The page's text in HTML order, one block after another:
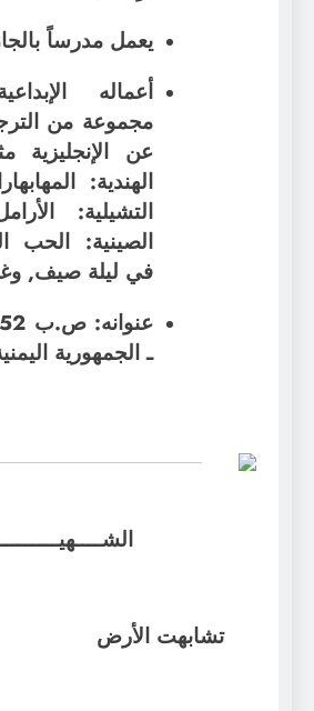
يعمل مدرساً
أعماله
مجموعة من
عن الإنجليزية
الهندية:
التشيلية:
الصينية: الحب
في ليلة صيف,
ـ الجمهورية
تشابهت الأرض